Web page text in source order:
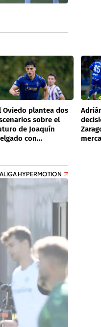
Oviedo plantea dos
sobre el
de Joaquín
con
HYPERMOTION